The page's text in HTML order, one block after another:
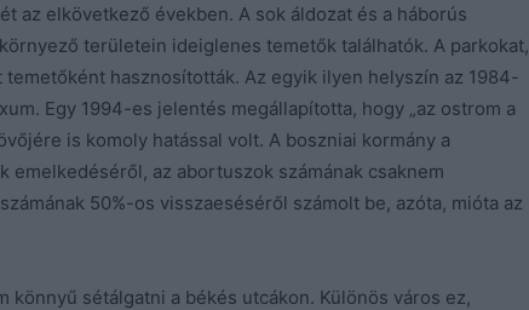
az elkövetkező években. A sok áldozat és a háborús
területein ideiglenes temetők találhatók. A parkokat,
hasznosították. Az egyik ilyen helyszín az 1984-
Egy 1994-es jelentés megállapította, hogy „az ostrom a
is komoly hatással volt. A boszniai kormány a
emelkedéséről, az abortuszok számának csaknem
50%-os visszaeséséről számolt be, azóta, mióta az
könnyű sétálgatni a békés utcákon. Különös város ez,